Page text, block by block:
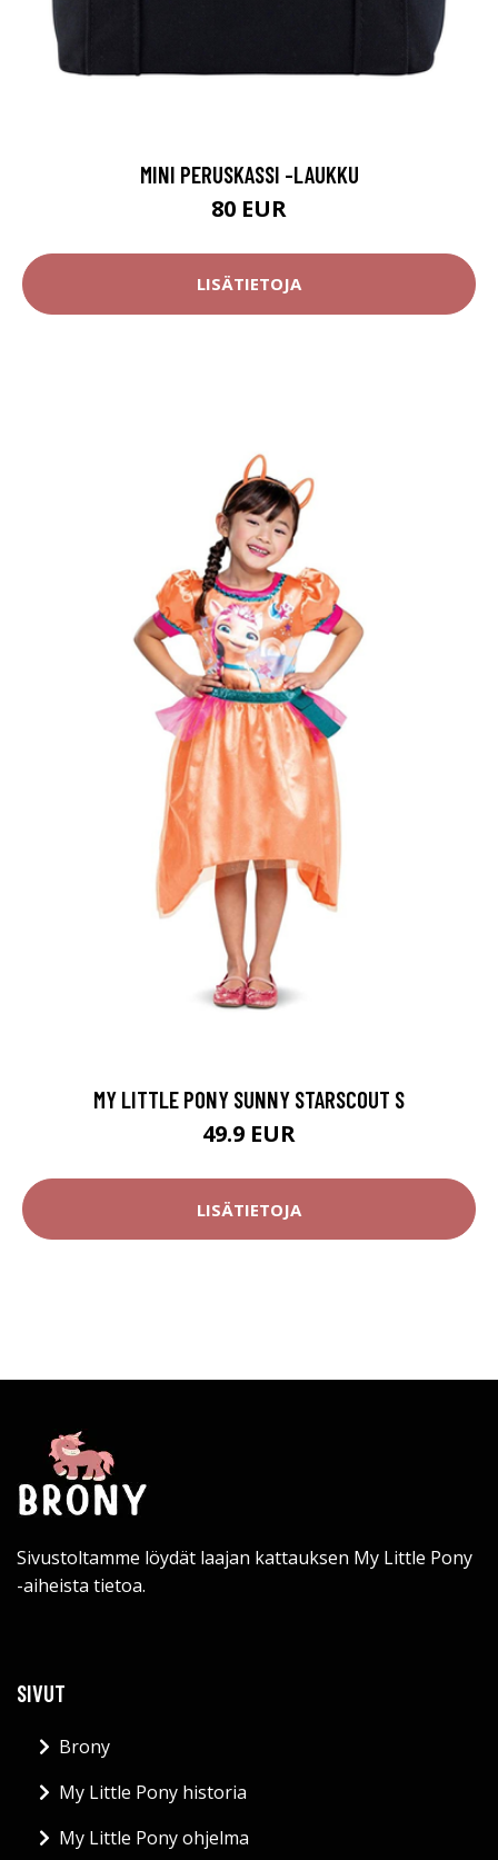
MINI PERUSKASSI -LAUKKU
80 EUR
LISÄTIETOJA
MY LITTLE PONY SUNNY STARSCOUT S
49.9 EUR
LISÄTIETOJA
Sivustoltamme löydät laajan kattauksen My Little Pony
-aiheista tietoa.
SIVUT
Brony
My Little Pony historia
My Little Pony ohjelma